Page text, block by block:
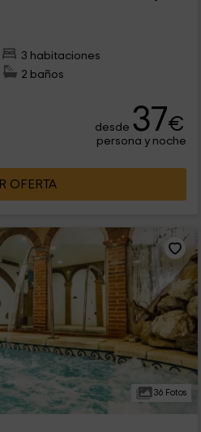
3 habitaciones
2 baños
desde 37€
persona y noche
OFERTA
36 Fotos